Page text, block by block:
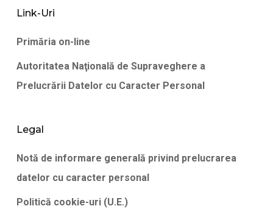
Link-Uri
Primăria on-line
Autoritatea Naţională de Supraveghere a
Prelucrării Datelor cu Caracter Personal
Legal
Notă de informare generală privind prelucrarea
datelor cu caracter personal
Politică cookie-uri (U.E.)